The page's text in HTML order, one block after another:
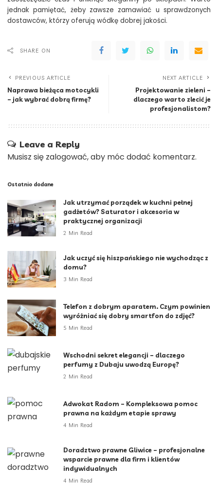
jednak pamiętać, żeby zawsze zamawiać u sprawdzonych
dostawców, którzy oferują wódkę dobrej jakości.
SHARE ON
PREVIOUS ARTICLE
Naprawa bieżąca motocykli
– jak wybrać dobrą firmę?
NEXT ARTICLE
Projektowanie zieleni –
dlaczego warto zlecić je
profesjonalistom?
Leave a Reply
Musisz się zalogować, aby móc dodać komentarz.
Ostatnio dodane
Jak utrzymać porządek w kuchni pełnej
gadżetów? Saturator i akcesoria w
praktycznej organizacji
2 Min Read
Jak uczyć się hiszpańskiego nie wychodząc z
domu?
3 Min Read
Telefon z dobrym aparatem. Czym powinien
wyróżniać się dobry smartfon do zdjęć?
5 Min Read
Wschodni sekret elegancji – dlaczego
perfumy z Dubaju uwodzą Europę?
2 Min Read
Adwokat Radom – Kompleksowa pomoc
prawna na każdym etapie sprawy
4 Min Read
Doradztwo prawne Gliwice – profesjonalne
wsparcie prawne dla firm i klientów
indywidualnych
4 Min Read